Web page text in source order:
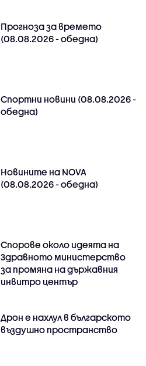
Прогноза за времето
(08.08.2026 - обедна)
Спортни новини (08.08.2026 -
обедна)
Новините на NOVA
(08.08.2026 - обедна)
Спорове около идеята на
Здравното министерство
за промяна на държавния
инвитро център
Дрон е нахлул в българското
въздушно пространство